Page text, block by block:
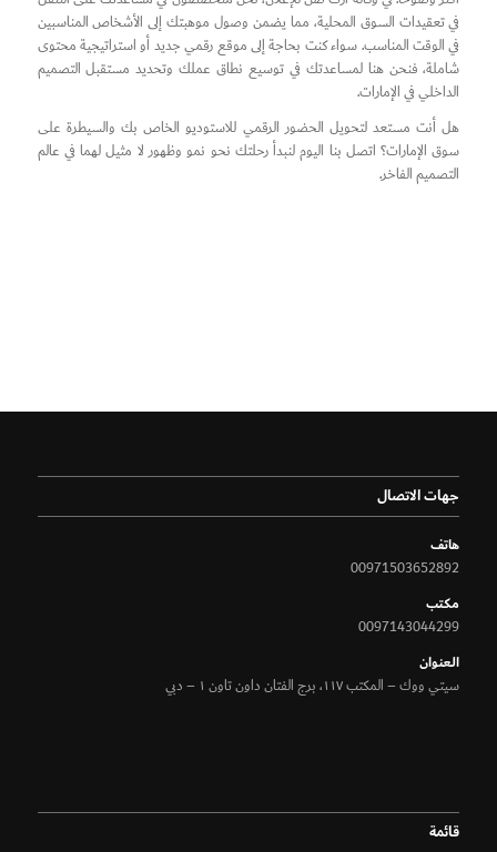
في تعقيدات السوق المحلية، مما يضمن وصول موهبتك إلى الأشخاص المناسبين
في الوقت المناسب. سواء كنت بحاجة إلى موقع رقمي جديد أو استراتيجية محتوى
شاملة، فنحن هنا لمساعدتك في توسيع نطاق عملك وتحديد مستقبل التصميم
الداخلي في الإمارات.
هل أنت مستعد لتحويل الحضور الرقمي للاستوديو الخاص بك والسيطرة على
سوق الإمارات؟ اتصل بنا اليوم لنبدأ رحلتك نحو نمو وظهور لا مثيل لهما في عالم
التصميم الفاخر.
جهات الاتصال
هاتف
00971503652892
مكتب
0097143044299
الـعنوان
سيتي ووك – المكتب ١١٧، برج الفتان داون تاون ١ – دبي
قائمة